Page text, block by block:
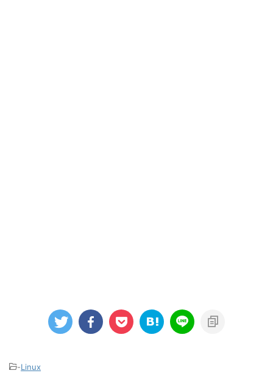
-Linux